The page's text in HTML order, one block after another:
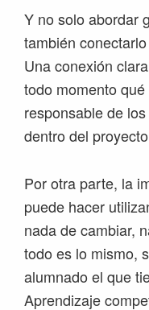
Y no solo abordar
también
Una conexión
todo momento
responsable de
dentro del
Por otra parte, la
puede hacer
nada de cambiar,
todo es lo mismo,
alumnado el que
Aprendizaje